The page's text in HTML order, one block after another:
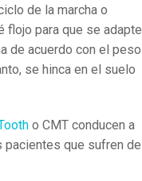
de la marcha o
flojo para que se adapte
de acuerdo con el peso
se hinca en el suelo
o CMT conducen a
pacientes que sufren de